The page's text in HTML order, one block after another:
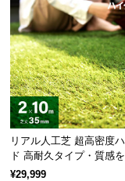
ス
に
つ
い
て
搬
入
経
路
リアル人工芝 超高密度
ド 高耐久タイプ・質感
35mm 2×10m
¥29,999